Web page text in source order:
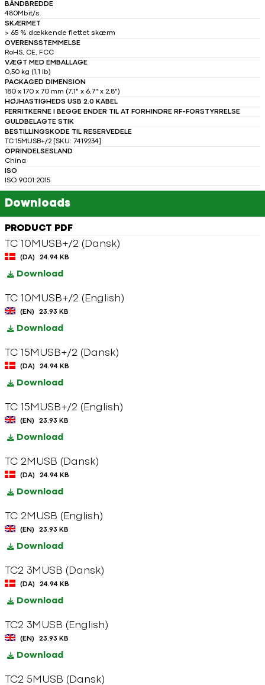
BÅNDBREDDE
480Mbit/s
SKÆRMET
> 65 % dækkende flettet skærm
OVERENSSTEMMELSE
RoHS, CE, FCC
VÆGT MED EMBALLAGE
0,50 kg (1,1 lb)
PACKAGED DIMENSION
180 x 170 x 70 mm (7,1" x 6,7" x 2,8")
HØJHASTIGHEDS USB 2.0 KABEL
FERRITKERNE I BEGGE ENDER TIL AT FORHINDRE RF-FORSTYRRELSE
GULDBELAGTE STIK
BESTILLINGSKODE TIL RESERVEDELE
TC 15MUSB+/2 [SKU: 7419234]
OPRINDELSESLAND
China
ISO
ISO 9001:2015
Downloads
PRODUCT PDF
TC 10MUSB+/2 (Dansk)
(DA) 24.94 KB
Download
TC 10MUSB+/2 (English)
(EN) 23.93 KB
Download
TC 15MUSB+/2 (Dansk)
(DA) 24.94 KB
Download
TC 15MUSB+/2 (English)
(EN) 23.93 KB
Download
TC 2MUSB (Dansk)
(DA) 24.94 KB
Download
TC 2MUSB (English)
(EN) 23.93 KB
Download
TC2 3MUSB (Dansk)
(DA) 24.94 KB
Download
TC2 3MUSB (English)
(EN) 23.93 KB
Download
TC2 5MUSB (Dansk)